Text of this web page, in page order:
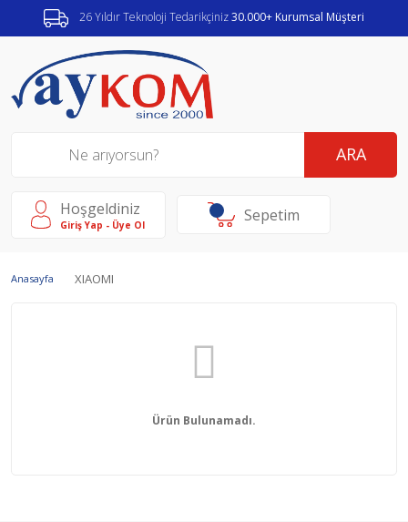
26 Yıldır Teknoloji Tedarikçiniz30.000+ Kurumsal Müşteri
ARA
Hoşgeldiniz
Giriş Yap - Üye Ol Sepetim
Anasayfa XIAOMI
Ürün Bulunamadı.